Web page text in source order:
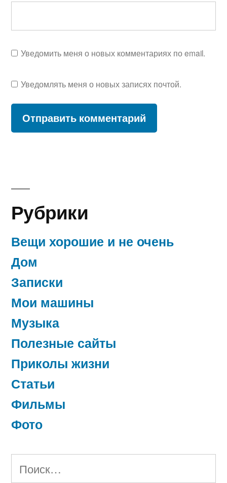
Уведомить меня о новых комментариях по email.
Уведомлять меня о новых записях почтой.
Рубрики
Вещи хорошие и не очень
Дом
Записки
Мои машины
Музыка
Полезные сайты
Приколы жизни
Статьи
Фильмы
Фото
Найти: